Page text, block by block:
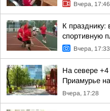
Вчера, 17:46
К празднику:
спортивную
Вчера, 17:33
На севере +4
Приамурье
Вчера, 17:28